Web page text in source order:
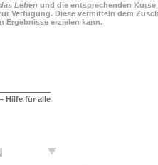
Leben und die entsprechenden
Verfügung. Diese vermitteln dem
Ergebnisse erzielen kann.
Hilfe für alle